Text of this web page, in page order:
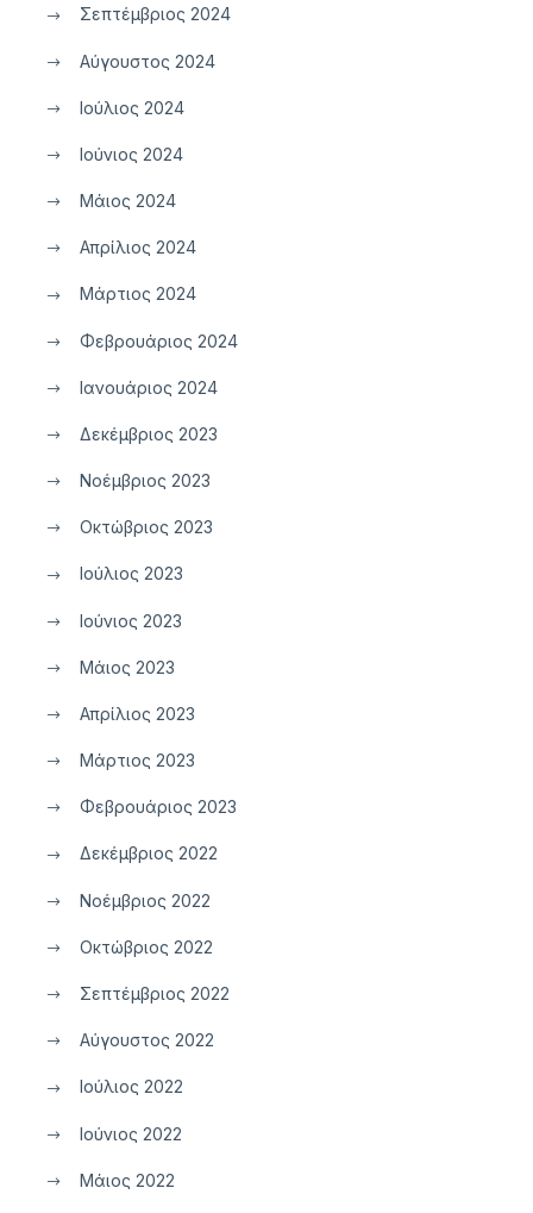
Σεπτέμβριος 2024
Αύγουστος 2024
Ιούλιος 2024
Ιούνιος 2024
Μάιος 2024
Απρίλιος 2024
Μάρτιος 2024
Φεβρουάριος 2024
Ιανουάριος 2024
Δεκέμβριος 2023
Νοέμβριος 2023
Οκτώβριος 2023
Ιούλιος 2023
Ιούνιος 2023
Μάιος 2023
Απρίλιος 2023
Μάρτιος 2023
Φεβρουάριος 2023
Δεκέμβριος 2022
Νοέμβριος 2022
Οκτώβριος 2022
Σεπτέμβριος 2022
Αύγουστος 2022
Ιούλιος 2022
Ιούνιος 2022
Μάιος 2022